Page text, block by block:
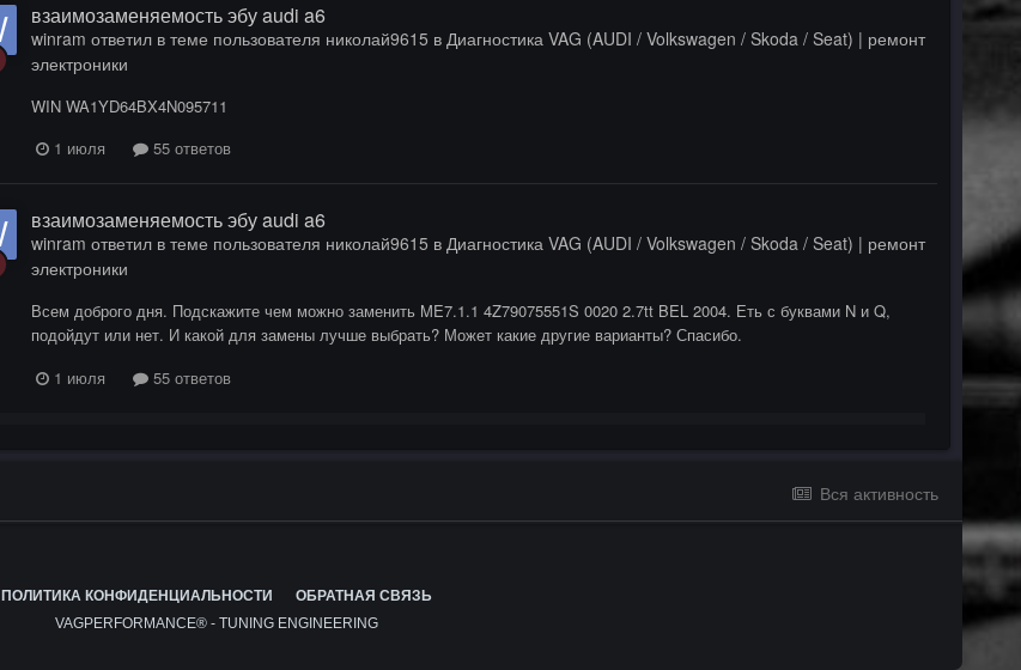
взаимозаменяемость эбу audi a6
winram ответил в теме пользователя николай9615 в Диагностика VAG (AUDI / Volkswagen / Skoda / Seat) | ремонт
электроники
WIN WA1YD64BX4N095711
1 июля
55 ответов
взаимозаменяемость эбу audi a6
winram ответил в теме пользователя николай9615 в Диагностика VAG (AUDI / Volkswagen / Skoda / Seat) | ремонт
электроники
Всем доброго дня. Подскажите чем можно заменить ME7.1.1 4Z79075551S 0020 2.7tt BEL 2004. Еть с буквами N и Q,
подойдут или нет. И какой для замены лучше выбрать? Может какие другие варианты? Спасибо.
1 июля
55 ответов
Вся активность
ПОЛИТИКА КОНФИДЕНЦИАЛЬНОСТИ
ОБРАТНАЯ СВЯЗЬ
VAGPERFORMANCE® - TUNING ENGINEERING